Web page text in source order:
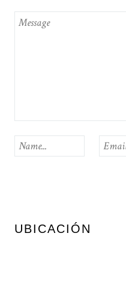
UBICACIÓN